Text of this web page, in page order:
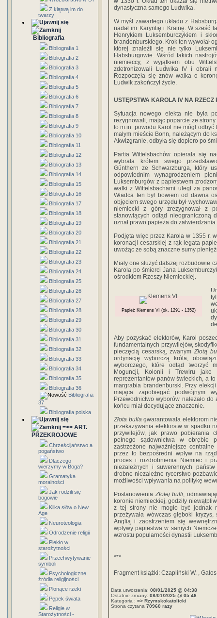
Z klątwą im do
twarzy
Bibliografia
Bibliografia 1
Bibliografia 2
Bibliografia 3
Bibliografia 4
Bibliografia 5
Bibliografia 6
Bibliografia 7
Bibliografia 8
Bibliografia 9
Bibliografia 10
Bibliografia 11
Bibliografia 12
Bibliografia 13
Bibliografia 14
Bibliografia 15
Bibliografia 16
Bibliografia 17
Bibliografia 18
Bibliografia 19
Bibliografia 20
Bibliografia 21
Bibliografia 22
Bibliografia 23
Bibliografia 24
Bibliografia 25
Bibliografia 26
Bibliografia 27
Bibliografia 28
Bibliografia 29
Bibliografia 30
Bibliografia 31
Bibliografia 32
Bibliografia 33
Bibliografia 34
Bibliografia 35
Bibliografia 36
Bibliografia
37
Bibliografia polska
=>> ART.
PRZEKROJOWE
Chrześcijaństwo a
pogaństwo
Dlaczego
wierzymy w Boga?
Gramatyka
moralności
Jak rodzili się
bogowie
Kilka słów o New
Age
Neuroteologia
Odrodzenie religii
Piekło w
starożytności
Przechwytywanie
symboli
Psychologiczne
źródła religijności
Płonące rzeki
Pępek świata
Religie w
Starożytności -
dynastyczna samego Ludwika.
W myśl zawartego układu z
nadał im Karyntię i Krainę. W sześć
Henrykiem Luksemburczykiem i
brandenburskiego. Krok ten wywołał
której znaleźli się nie tylko
Habsburgowie. Wśród takich
niemieccy, z wyjątkiem obu
zdetronizowali Ludwika IV i obrali
Rozpoczęła się znów walka o
Ludwik zakończył życie.
USTĘPSTWA KAROLA IV NA
Sytuacja nowego elekta nie była
rezygnowali, mając poparcie ze
to m.in. powodu Karol nie mógł
małym mieście Bonn, należącym do
Akwizgranie, odbyła się dopiero po
Partia Wittelsbachów opierała się
wybrała królem swego
Günthern ze Schwarzburga, który
odpowiednim wynagrodzeniem
Luksemburgów z papiestwem
walki z Wittelsbachami uległ za
Władca ten był bowiem od dawna
objęciem swego urzędu był
niemiecki z góry zrezygnował z
stanowiących odtąd nieograniczoną
uznał prawo papieża do
Podjęta więc przez Karola w 1355 r.
koronacji cesarskiej z rąk legata
uwożąc ze sobą znaczne sumy
Miały one służyć dalszej rozbudowie
Karola po śmierci Jana
ośrodkiem Rzeszy Niemieckiej.
Papież Klemens VI (ok. 1291 - 1352)
Aby pozyskać elektorów, Karol
fundamentalnych przywilejów,
pieczęcią cesarską, zwanym Złotą
ordynację wyborczą króla,
wyborczego, które odtąd tworzyć
Moguncji, Kolonii i Trewiru jako
reprezentantów panów świeckich, a
margrabia brandenburski. Przy
mająca zapobiegać podwójnym
Przewodnictwo wyborów należało
końcu miał decydujące znaczenie.
Złota bullagwarantowała elektorom
przekazywania elektorstw w spadku
przywilejów, jak prawo pobierania
pełnego sądownictwa w obrębie
zastrzeżone najważniejsze
przez to bezpośredni wpływ na
proces i rozdrobnienia Niemiec i
niezależnych i suwerennych
drobne niezależne rycerstwo
możliwości wpływania na politykę
Postanowienia Złotej bulli,
koronie niemieckiej, godziły
z tej strony nie mogło być jednak
przeżywała wówczas głęboki
Anglią i zaostrzeniem się
wpływy papiestwa w samych
wzrostu popularności dynastii
***
Fragment książki: Czapliński W. ,
Data utworzenia: 08/01/2025 @ 04:38
Ostatnie zmiany: 08/01/2025 @ 05:46
Kategoria : => Rzymskokatolicki
Strona czytana 70960 razy